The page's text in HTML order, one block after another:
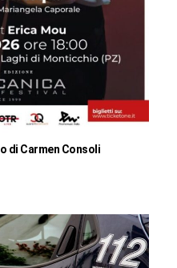
di Carmen Consoli